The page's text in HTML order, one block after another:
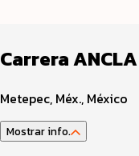
Carrera
Metepec, Méx., México
Mostrar info.